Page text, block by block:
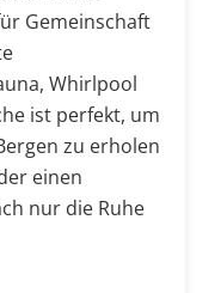
Gemeinschaft
Whirlpool
ist perfekt, um
zu erholen
einen
nur die Ruhe